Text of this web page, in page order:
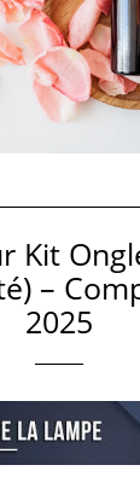
Kit
–
2025